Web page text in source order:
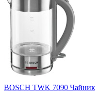
BOSCH TWK 7090 Чайник